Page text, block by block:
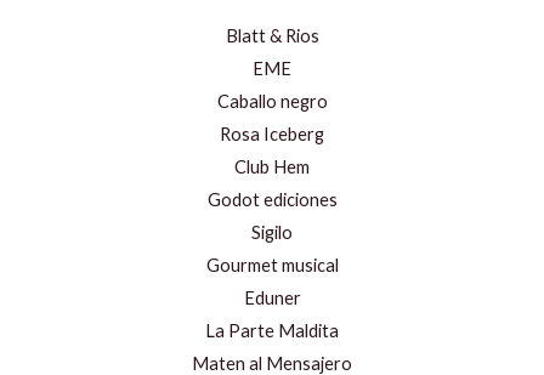
Blatt & Rios
EME
Caballo negro
Rosa Iceberg
Club Hem
Godot ediciones
Sigilo
Gourmet musical
Eduner
La Parte Maldita
Maten al Mensajero